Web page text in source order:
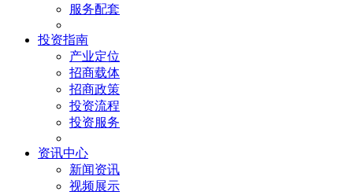
服务配套
投资指南
产业定位
招商载体
招商政策
投资流程
投资服务
资讯中心
新闻资讯
视频展示